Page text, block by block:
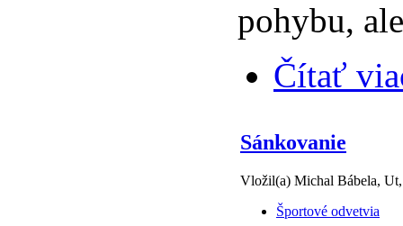
pohybu,
Čítať
Sánkovanie
Vložil(a) Michal Bábela,
Športové odvetvia